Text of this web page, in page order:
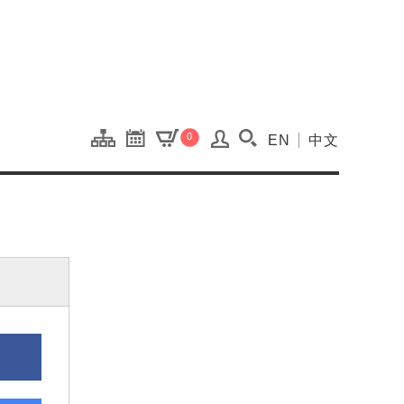
0 搜尋(開啟搜尋視窗)
EN 中文